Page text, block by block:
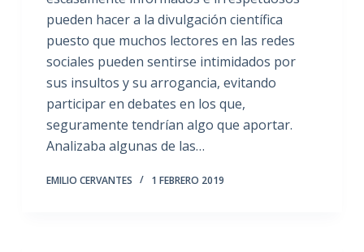
pueden hacer a la divulgación científica
puesto que muchos lectores en las redes
sociales pueden sentirse intimidados por
sus insultos y su arrogancia, evitando
participar en debates en los que,
seguramente tendrían algo que aportar.
Analizaba algunas de las…
EMILIO CERVANTES 1 FEBRERO 2019